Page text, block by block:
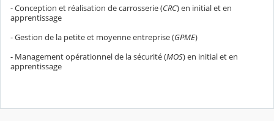
- Conception et réalisation de carrosserie (CRC) en initial et en
apprentissage
- Gestion de la petite et moyenne entreprise (GPME)
- Management opérationnel de la sécurité (MOS) en initial et en
apprentissage